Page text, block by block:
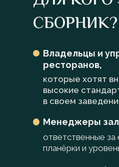
СБОРНИК?
Владельцы и
ресторанов,
которые хотят
высокие
в своем
Менеджеры
ответственные
планёрки и